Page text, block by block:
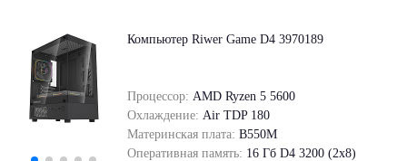
Компьютер Riwer Game D4 3970189
Процессор: AMD Ryzen 5 5600
Охлаждение: Air TDP 180
Материнская плата: B550M
Оперативная память: 16 Гб D4 3200 (2x8)